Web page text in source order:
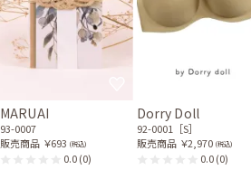
サイズはぴったりで、丈はひざ丈でした。 自
実物はけっこう地味なのとボレロとの相性が
スは手持ちのものにしました。 サービスには
綺麗なお品と手書きメッセージありがとうご
レンタル/購入した商品
ベージュのシンプルボレロ
21-0283
MARUAI
93-0007
販売商品 ￥693 (税込)
0.0(0)
Dorry Doll
92-0001［S］
販売商品 ￥2,970 (税込)
0.0(0)